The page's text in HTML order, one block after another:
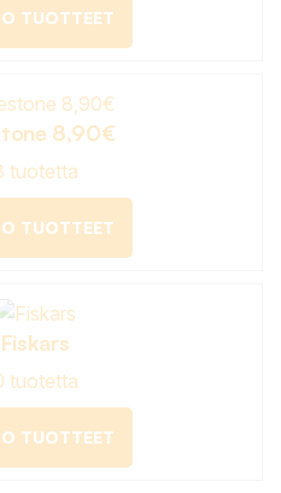
TUOTTEET
8,90€
tuotetta
TUOTTEET
Fiskars
tuotetta
TUOTTEET